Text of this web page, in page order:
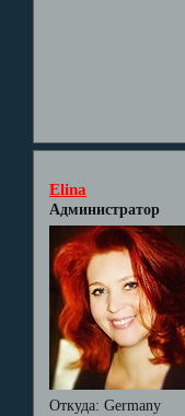
Elina
Администратор
Откуда: Germany